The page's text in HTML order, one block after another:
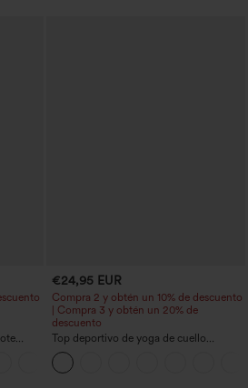
€24,95 EUR
Compra 2 y obtén un 10% de descuento
| Compra 3 y obtén un 20% de
descuento
Top deportivo de yoga de cuello
redondo y manga corta, con fruncidos y
tacto fresco - UPF50+